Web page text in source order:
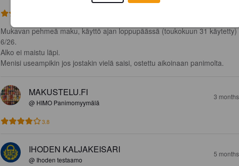
Mukavan pehmeä maku, käyttö ajan loppupäässä (toukokuun 31
6/26.
Alko ei maistu läpi.
Menisi useampikin jos jostakin vielä saisi, ostettu aikoinaan panimolta.
MAKUSTELU.FI
@ HIMO Panimomyymälä
3
3.8
IHODEN KALJAKEISARI
@ Ihoden testaamo
5